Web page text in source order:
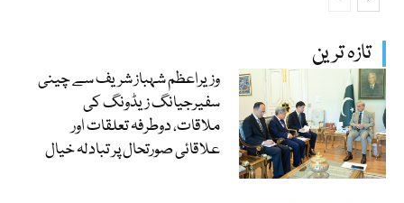
تازہ ترین
وزیراعظم شہباز شریف سے چینی
سفیرجیانگ زیڈونگ کی
ملاقات، دوطرفہ تعلقات اور
علاقائی صورتحال پر تبادلہ خیال